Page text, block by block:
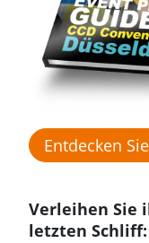
Entdecken
Verleihen Sie
letzten Schliff: